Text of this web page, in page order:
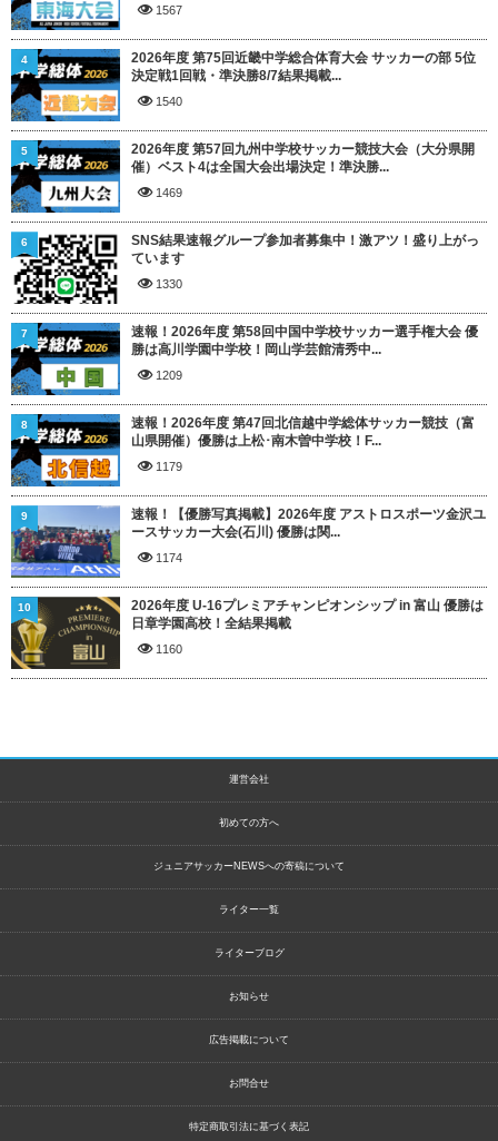
1567
2026年度 第75回近畿中学総合体育大会 サッカーの部 5位
決定戦1回戦・準決勝8/7結果掲載...
1540
4
2026年度 第57回九州中学校サッカー競技大会（大分県開
催）ベスト4は全国大会出場決定！準決勝...
1469
5
SNS結果速報グループ参加者募集中！激アツ！盛り上がっ
ています
1330
6
速報！2026年度 第58回中国中学校サッカー選手権大会 優
勝は高川学園中学校！岡山学芸館清秀中...
1209
7
速報！2026年度 第47回北信越中学総体サッカー競技（富
山県開催）優勝は上松･南木曽中学校！F...
1179
8
速報！【優勝写真掲載】2026年度 アストロスポーツ金沢ユ
ースサッカー大会(石川) 優勝は関...
1174
9
2026年度 U-16プレミアチャンピオンシップ in 富山 優勝は
日章学園高校！全結果掲載
1160
10
運営会社
初めての方へ
ジュニアサッカーNEWSへの寄稿について
ライター一覧
ライターブログ
お知らせ
広告掲載について
お問合せ
特定商取引法に基づく表記